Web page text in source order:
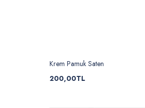
Krem Pamuk Saten
200,00TL